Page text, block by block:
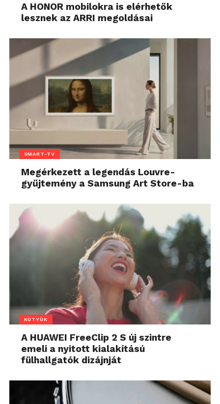
A HONOR mobilokra is elérhetők
lesznek az ARRI megoldásai
SMART-TV
Megérkezett a legendás Louvre-
gyűjtemény a Samsung Art Store-ba
KÜTYÜK
A HUAWEI FreeClip 2 S új szintre
emeli a nyitott kialakítású
fülhallgatók dizájnját